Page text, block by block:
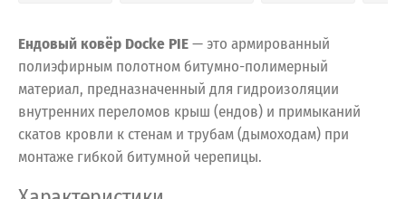
Ендовый ковёр Docke PIE— это армированный
полиэфирным полотном битумно-полимерный
материал, предназначенный для гидроизоляции
внутренних переломов крыш (ендов) и примыканий
скатов кровли к стенам и трубам (дымоходам) при
монтаже гибкой битумной черепицы.